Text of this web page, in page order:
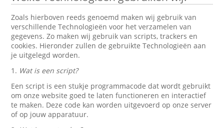
Zoals hierboven reeds genoemd maken wij gebruik van
verschillende Technologieën voor het verzamelen van
gegevens. Zo maken wij gebruik van scripts, trackers en
cookies. Hieronder zullen de gebruikte Technologieën aan
je uitgelegd worden.
1. Wat is een script?
Een script is een stukje programmacode dat wordt gebruikt
om onze website goed te laten functioneren en interactief
te maken. Deze code kan worden uitgevoerd op onze server
of op jouw apparatuur.